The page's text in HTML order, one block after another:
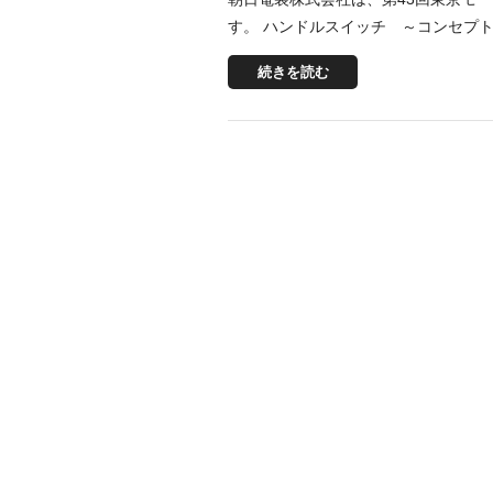
す。 ハンドルスイッチ ～コンセプ
続きを読む